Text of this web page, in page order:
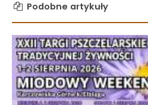
Podobne artykuły